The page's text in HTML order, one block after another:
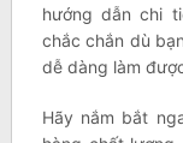
hướng dẫn chi
chắc chắn dù
dễ dàng làm
Hãy nắm bắt